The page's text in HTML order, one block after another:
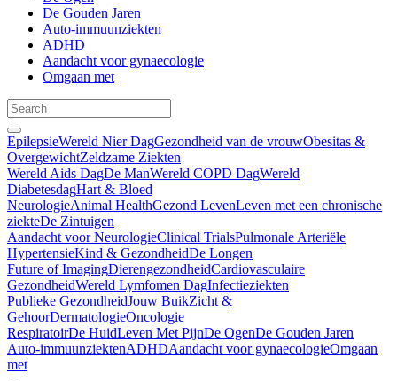
De Gouden Jaren
Auto-immuunziekten
ADHD
Aandacht voor gynaecologie
Omgaan met
EpilepsieWereld Nier DagGezondheid van de vrouwObesitas &
OvergewichtZeldzame Ziekten
Wereld Aids DagDe ManWereld COPD DagWereld
DiabetesdagHart & Bloed
NeurologieAnimal HealthGezond LevenLeven met een chronische
ziekteDe Zintuigen
Aandacht voor NeurologieClinical TrialsPulmonale Arteriële
HypertensieKind & GezondheidDe Longen
Future of ImagingDierengezondheidCardiovasculaire
GezondheidWereld Lymfomen DagInfectieziekten
Publieke GezondheidJouw BuikZicht &
GehoorDermatologieOncologie
RespiratoirDe HuidLeven Met PijnDe OgenDe Gouden Jaren
Auto-immuunziektenADHDAandacht voor gynaecologieOmgaan
met